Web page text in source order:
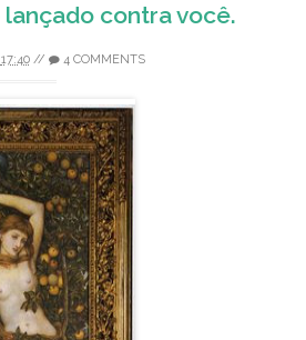
contra você.
17:40// 4 COMMENTS